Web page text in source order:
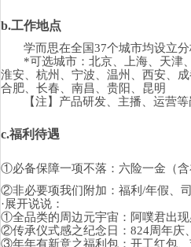
b.工作地点
学而思在全国37个城市均设立
*可选城市：北京、上海、天津
淮安、杭州、宁波、温州、西安、
合肥、长春、南昌、贵阳、昆明
【注】产品研发、主播、运营
c.福利待遇
①必备保障一项不落：六险一金（
②非必要项我们附加：福利 /年假、
·展开说说：
①全品类的周边元宇宙：阿噗君出
②传承仪式感之纪念日：824周年庆
③年年有新意之福利包：开工红包